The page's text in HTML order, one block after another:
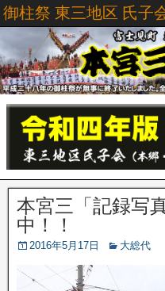
御柱祭 東三地区 氏子
本宮三「記録写
中！！
2016年5月17日 大総代